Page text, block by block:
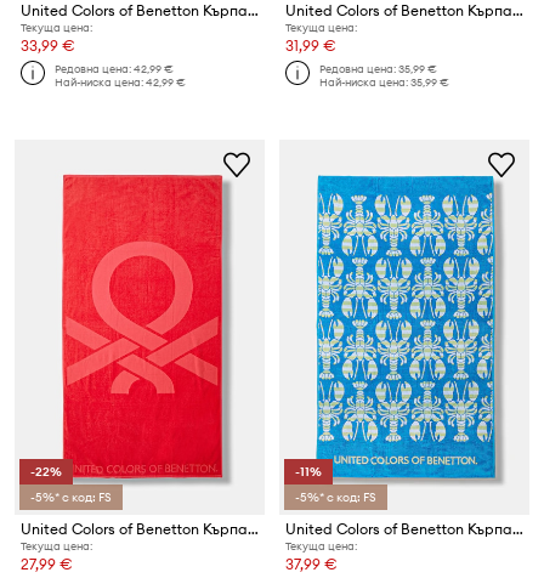
United Colors of Benetton Кърпа от памук
Текуща цена:
33,99 €
Редовна цена:42,99 €
Най-ниска цена:42,99 €
United Colors of Benetton Кърпа от памук
Текуща цена:
31,99 €
Редовна цена:35,99 €
Най-ниска цена:35,99 €
-22%
-5%* с код: FS
United Colors of Benetton Кърпа от памук
Текуща цена:
27,99 €
-11%
-5%* с код: FS
United Colors of Benetton Кърпа от памук
Текуща цена:
37,99 €